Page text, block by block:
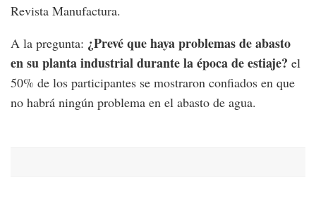
Revista Manufactura.
A la pregunta: ¿Prevé que haya problemas de abasto
en su planta industrial durante la época de estiaje? el
50% de los participantes se mostraron confiados en que
no habrá ningún problema en el abasto de agua.